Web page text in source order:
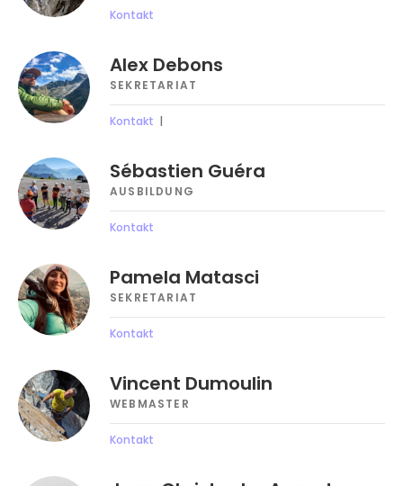
Kontakt
Alex Debons
SEKRETARIAT
Kontakt
Sébastien Guéra
AUSBILDUNG
Kontakt
Pamela Matasci
SEKRETARIAT
Kontakt
Vincent Dumoulin
WEBMASTER
Kontakt